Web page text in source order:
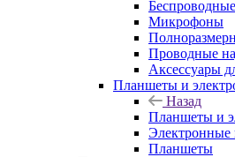
Микрофоны
Проводные
Аксессуары
Планшеты и
Назад
Планшеты и
Электронные
Планшеты